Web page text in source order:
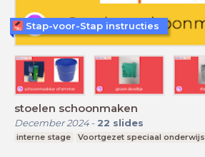
stoelen schoonmaken
December 2024- 22 slides
interne stage Voortgezet speciaal onderwijs
Stap-voor-Stap instructies